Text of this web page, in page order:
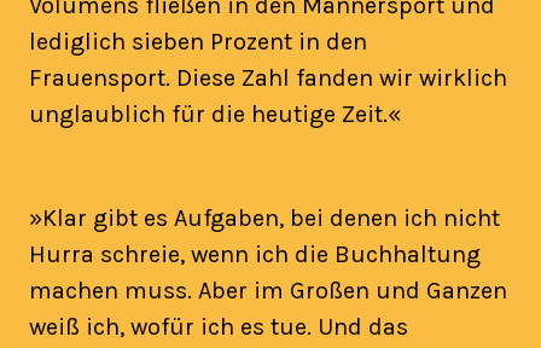
Volumens fließen in den Männersport und
lediglich sieben Prozent in den
Frauensport. Diese Zahl fanden wir wirklich
unglaublich für die heutige Zeit.«
»Klar gibt es Aufgaben, bei denen ich nicht
Hurra schreie, wenn ich die Buchhaltung
machen muss. Aber im Großen und Ganzen
weiß ich, wofür ich es tue. Und das